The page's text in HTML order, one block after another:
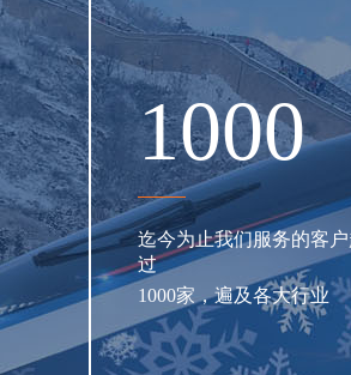
1000
迄今为止我们服务的客户
过
1000家，遍及各大行业